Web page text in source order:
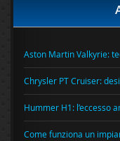
Aston Martin Valkyrie:
Chrysler PT Cruiser:
Hummer H1: l’eccesso
Come funziona un